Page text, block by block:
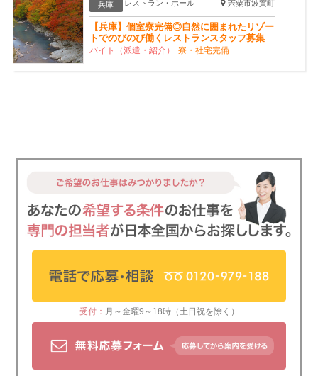
兵庫 レストラン・ホール 宍粟市波賀町
【兵庫】個室寮完備◎自然に囲まれたリゾー
トでのびのび働くレストランスタッフ募集
バイト（派遣・紹介） 寮・社宅完備
受付： 月～金曜9～18時（土日祝を除く）